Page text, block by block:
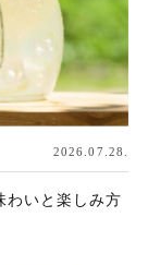
2026.07.28.
わいと楽しみ方